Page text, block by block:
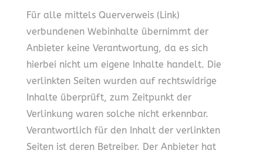
Für alle mittels Querverweis (Link)
verbundenen Webinhalte übernimmt der
Anbieter keine Verantwortung, da es sich
hierbei nicht um eigene Inhalte handelt. Die
verlinkten Seiten wurden auf rechtswidrige
Inhalte überprüft, zum Zeitpunkt der
Verlinkung waren solche nicht erkennbar.
Verantwortlich für den Inhalt der verlinkten
Seiten ist deren Betreiber. Der Anbieter hat